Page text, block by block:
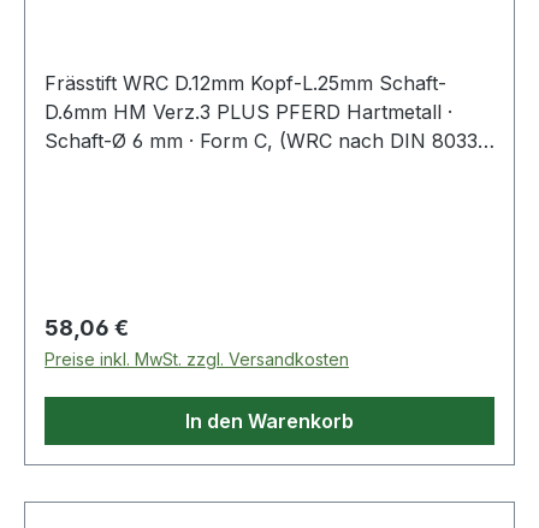
Frässtift WRC D.12mm Kopf-L.25mm Schaft-
D.6mm HM Verz.3 PLUS PFERD Hartmetall ·
Schaft-Ø 6 mm · Form C, (WRC nach DIN 8033)
Regulärer Preis:
58,06 €
Preise inkl. MwSt. zzgl. Versandkosten
In den Warenkorb